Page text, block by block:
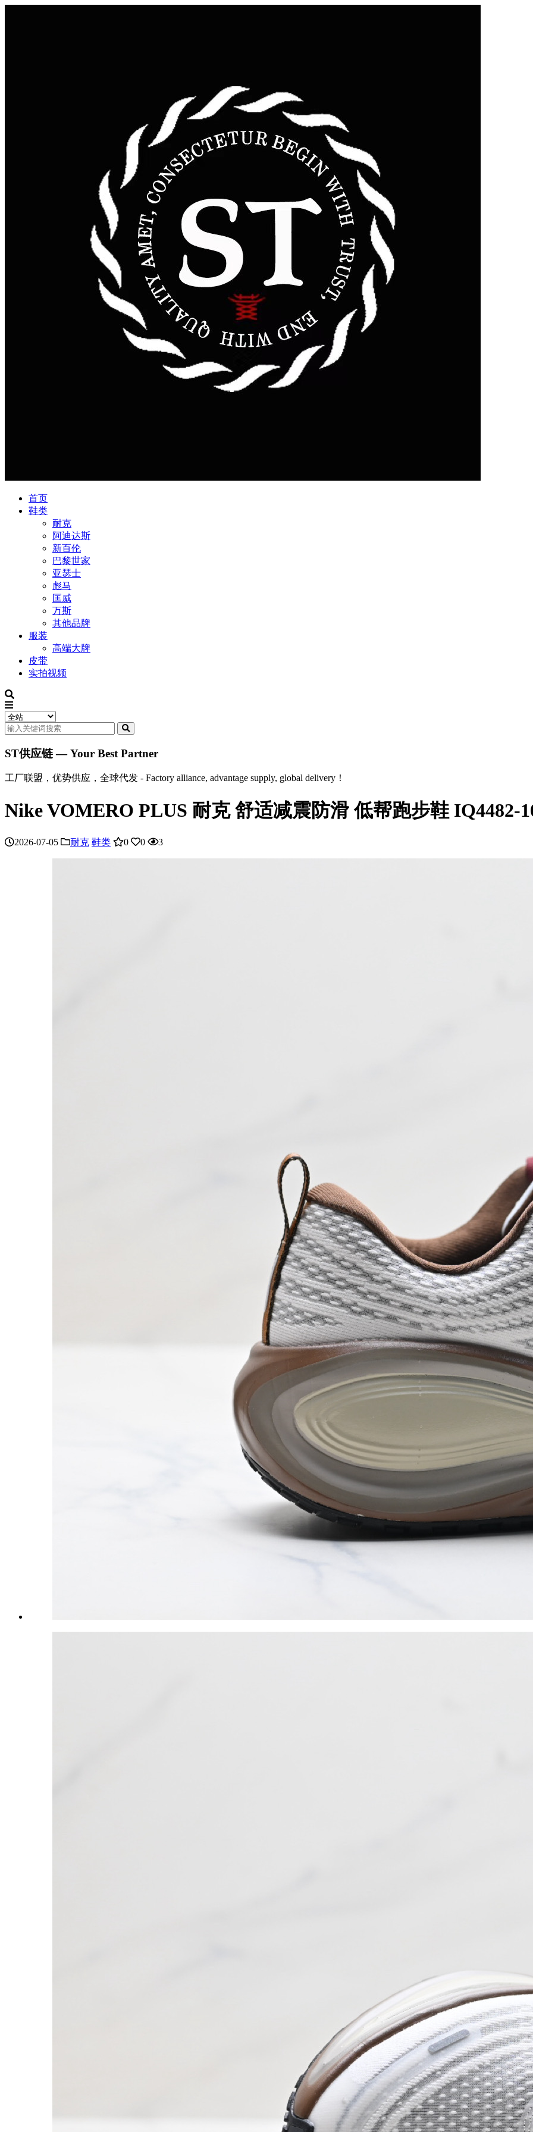
首页
鞋类
耐克
阿迪达斯
新百伦
巴黎世家
亚瑟士
彪马
匡威
万斯
其他品牌
服装
高端大牌
皮带
实拍视频
ST供应链 — Your Best Partner
工厂联盟，优势供应，全球代发 - Factory alliance, advantage supply, global delivery！
Nike VOMERO PLUS 耐克 舒适减震防滑 低帮跑步鞋 IQ4482-
2026-07-05 耐克 鞋类 0 0 3